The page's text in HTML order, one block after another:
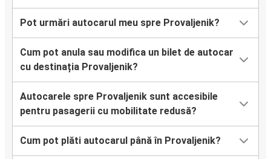
Pot urmări autocarul meu spre Provaljenik?
Cum pot anula sau modifica un bilet de autocar
cu destinația Provaljenik?
Autocarele spre Provaljenik sunt accesibile
pentru pasagerii cu mobilitate redusă?
Cum pot plăti autocarul până în Provaljenik?